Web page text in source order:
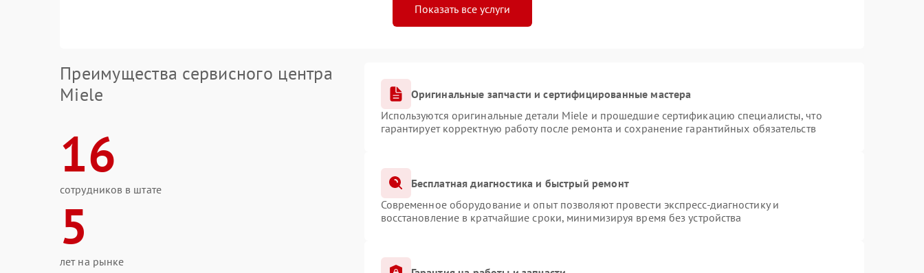
Показать все услуги
Преимущества сервисного центра
Miele
16
сотрудников в штате
5
лет на рынке
Оригинальные запчасти и сертифицированные мастера
Используются оригинальные детали Miele и прошедшие сертификацию специалисты, что
гарантирует корректную работу после ремонта и сохранение гарантийных обязательств
Бесплатная диагностика и быстрый ремонт
Современное оборудование и опыт позволяют провести экспресс-диагностику и
восстановление в кратчайшие сроки, минимизируя время без устройства